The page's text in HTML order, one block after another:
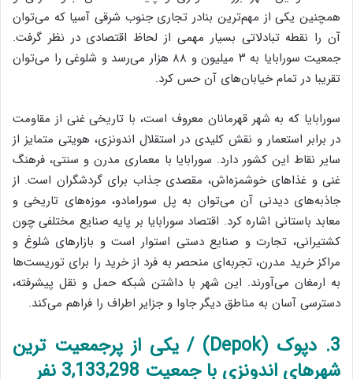
همچنین یکی از مهم‌ترین بنادر تجاری جنوب شرقی آسیا که می‌توان
آن را نقطه تبادلاتی بسیار مهمی از لحاظ اقتصادی در نظر گرفت.
جمعیت سورابایا به ۳ میلیون و ۸۸ هزار می‌رسد و شلوغی را می‌توان
تقریبا در تمام خیابان‌های آن حس کرد.
سورابایا که به شهر قهرمانان معروف است، با تاریخی غنی از مقاومت
در برابر استعمار و نقش کلیدی در استقلال اندونزی، هویتی متمایز از
سایر نقاط این کشور دارد. سورابایا با معماری مدرن و سنتی، فرهنگ
غنی و غذاهای خوشمزه‌اش، مقصدی جذاب برای گردشگران است. از
جاذبه‌های دیدنی آن می‌توان به پل سورامادو، موزه‌های تاریخی و
معابد باستانی اشاره کرد. اقتصاد سورابایا بر پایه صنایع مختلفی چون
کشتیرانی، تجارت و صنایع دستی استوار است و بازارهای شلوغ و
مراکز خرید مدرن، تجربه‌ای منحصر به فرد از خرید را برای توریست‌ها
به ارمغان می‌آورند. این شهر با داشتن شبکه حمل و نقل پیشرفته،
دسترسی آسان به مناطق دیگر جاوا و جزایر اطراف را فراهم می‌کند.
3. دپوک (Depok) / یکی از پرجمعیت ترین
شهرهای اندونزی با جمعیت 3,133,298 نفر